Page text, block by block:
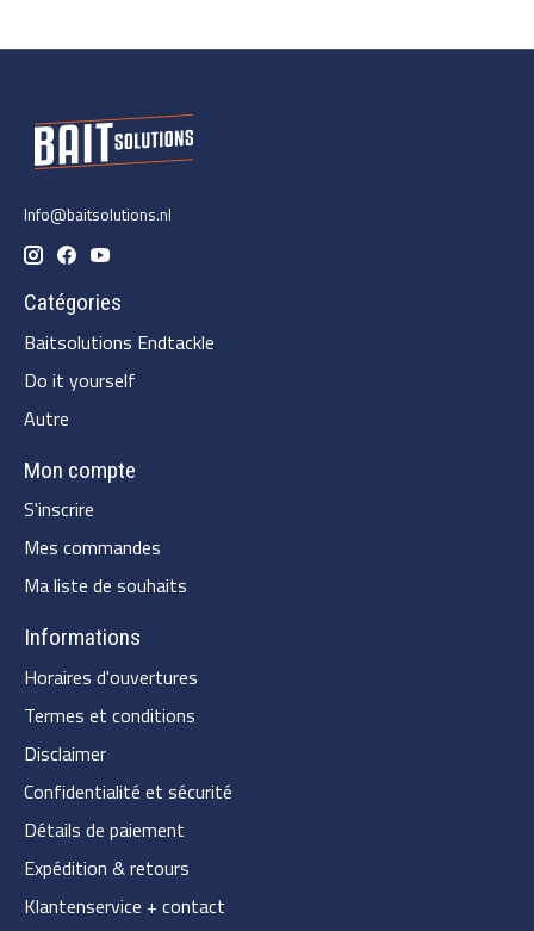
Info@baitsolutions.nl
Catégories
Baitsolutions Endtackle
Do it yourself
Autre
Mon compte
S'inscrire
Mes commandes
Ma liste de souhaits
Informations
Horaires d'ouvertures
Termes et conditions
Disclaimer
Confidentialité et sécurité
Détails de paiement
Expédition & retours
Klantenservice + contact